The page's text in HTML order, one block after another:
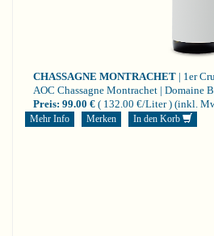
CHASSAGNE MONTRACHET | 1er
AOC Chassagne Montrachet | Domaine
Preis: 99.00 € ( 132.00 €/Liter ) (inkl.
Mehr Info Merken In den Korb